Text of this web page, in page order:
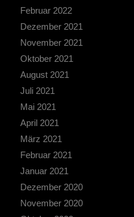
Februar 2022
Dezember 2021
November 2021
Oktober 2021
August 2021
Juli 2021
Mai 2021
April 2021
März 2021
Februar 2021
Januar 2021
Dezember 2020
November 2020